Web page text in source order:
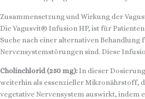
Zusammensetzung und Wirkung der
Die Vagusvit® Infusion HP, ist für
Suche nach einer alternativen Behandlung
Nervensystemstörungen sind. Diese
Cholinchlorid (250 mg): In dieser
weiterhin als essenzieller Mikronährstoff,
vegetative Nervensystem auswirkt, indem